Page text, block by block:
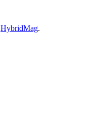
HybridMag.